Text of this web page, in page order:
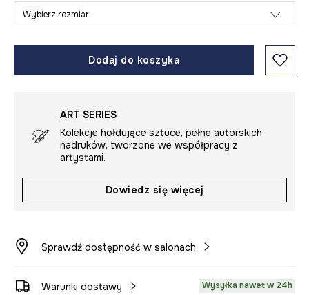
Wybierz rozmiar
Dodaj do koszyka
ART SERIES
Kolekcje hołdujące sztuce, pełne autorskich
nadruków, tworzone we współpracy z
artystami.
Dowiedz się więcej
Sprawdź dostępność w salonach
Warunki dostawy Wysyłka nawet w 24h